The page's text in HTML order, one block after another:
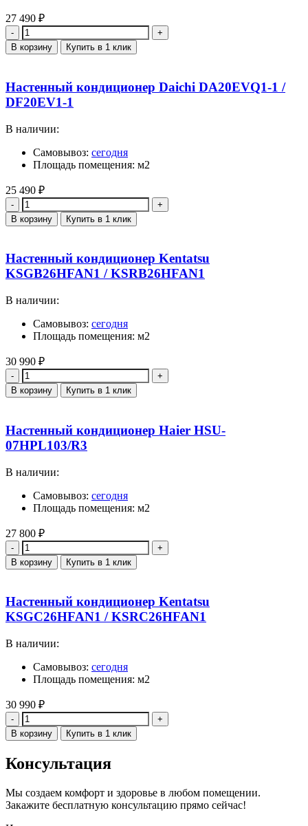
27 490 ₽
Количество
В корзину Купить в 1 клик
Настенный кондиционер Daichi DA20EVQ1-1 /
DF20EV1-1
В наличии:
Самовывоз: сегодня
Площадь помещения: м2
25 490 ₽
Количество
В корзину Купить в 1 клик
Настенный кондиционер Kentatsu
KSGB26HFAN1 / KSRB26HFAN1
В наличии:
Самовывоз: сегодня
Площадь помещения: м2
30 990 ₽
Количество
В корзину Купить в 1 клик
Настенный кондиционер Haier HSU-
07HPL103/R3
В наличии:
Самовывоз: сегодня
Площадь помещения: м2
27 800 ₽
Количество
В корзину Купить в 1 клик
Настенный кондиционер Kentatsu
KSGC26HFAN1 / KSRC26HFAN1
В наличии:
Самовывоз: сегодня
Площадь помещения: м2
30 990 ₽
Количество
В корзину Купить в 1 клик
Консультация
Мы создаем комфорт и здоровье в любом помещении.
Закажите бесплатную консультацию прямо сейчас!